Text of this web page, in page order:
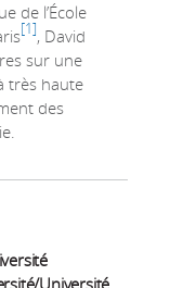
de l’École
1 , David
sur une
très haute
des
Université